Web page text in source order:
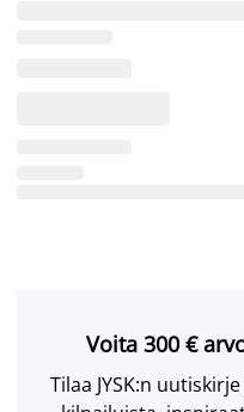
Voita 300 €
Tilaa JYSK:n